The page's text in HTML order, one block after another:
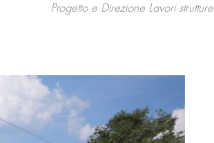
Progetto e Direzione Lavori strutture